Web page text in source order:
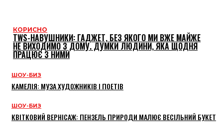
КОРИСНО
TWS-НАВУШНИКИ: ГАДЖЕТ, БЕЗ ЯКОГО МИ ВЖЕ МАЙЖЕ
НЕ ВИХОДИМО З ДОМУ. ДУМКИ ЛЮДИНИ, ЯКА ЩОДНЯ
ПРАЦЮЄ З НИМИ
ШОУ-БИЗ
КАМЕЛІЯ: МУЗА ХУДОЖНИКІВ І ПОЕТІВ
ШОУ-БИЗ
КВІТКОВИЙ ВЕРНІСАЖ: ПЕНЗЕЛЬ ПРИРОДИ МАЛЮЄ ВЕСІЛЬНИЙ БУКЕТ